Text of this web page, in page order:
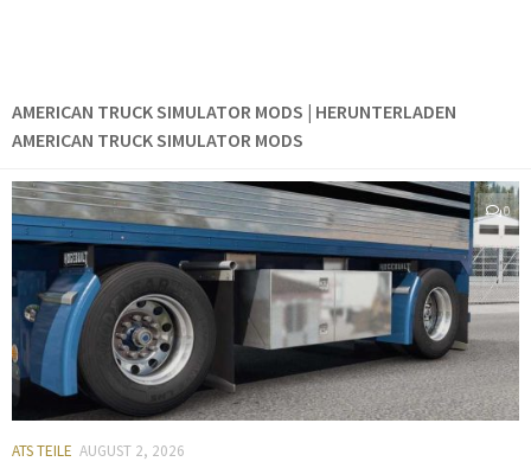
AMERICAN TRUCK SIMULATOR MODS | HERUNTERLADEN
AMERICAN TRUCK SIMULATOR MODS
0
ATS TEILE AUGUST 2, 2026